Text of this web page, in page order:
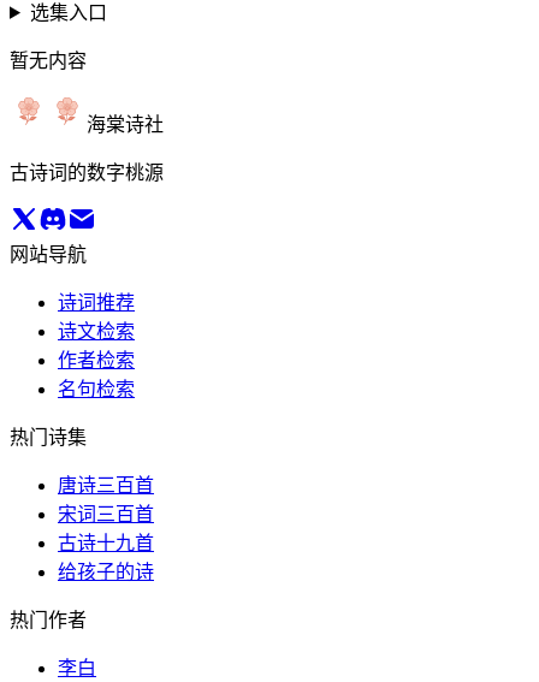
选集入口
暂无内容
海棠诗社
古诗词的数字桃源
网站导航
诗词推荐
诗文检索
作者检索
名句检索
热门诗集
唐诗三百首
宋词三百首
古诗十九首
给孩子的诗
热门作者
李白